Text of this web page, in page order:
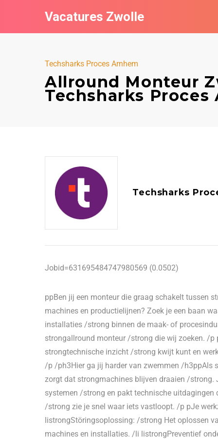
Vacatures Zwolle
Techsharks Proces Arnhem
Allround Monteur
Techsharks Proces
Techsharks
Jobid=631695484747980569 (0.0502)
ppBen jij een monteur die graag schakelt tussen
machines en productielijnen? Zoek je een baan
installaties /strong binnen de maak- of
strongallround monteur /strong die wij zoeken. /
strongtechnische inzicht /strong kwijt kunt en
/p /ph3Hier ga jij harder van zwemmen /h3ppAls
zorgt dat strongmachines blijven draaien /strong.
systemen /strong en pakt technische
/strong zie je snel waar iets vastloopt. /p pJe
listrongStöringsoplossing: /strong Het oplossen
machines en installaties. /li listrongPreventief